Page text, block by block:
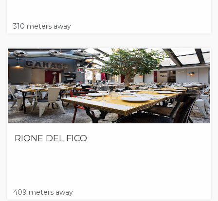
310 meters away
RIONE DEL FICO
409 meters away